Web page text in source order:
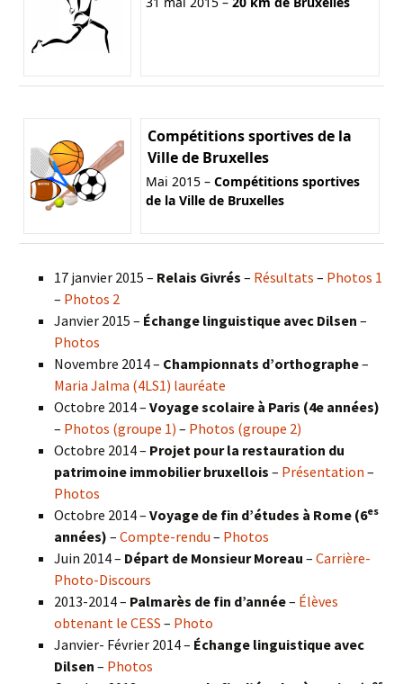
Compétitions sportives de la
Ville de Bruxelles
Mai 2015 – Compétitions sportives
de la Ville de Bruxelles
17 janvier 2015 – Relais Givrés – Résultats – Photos 1
– Photos 2
Janvier 2015 – Échange linguistique avec Dilsen –
Photos
Novembre 2014 – Championnats d’orthographe–
Maria Jalma (4LS1) lauréate
Octobre 2014 – Voyage scolaire à Paris (4e années)
– Photos (groupe 1) – Photos (groupe 2)
Octobre 2014 – Projet pour la restauration du
patrimoine immobilier bruxellois – Présentation –
Photos
Octobre 2014 – Voyage de fin d’études à Rome (6es
années) – Compte-rendu – Photos
Juin 2014 – Départ de Monsieur Moreau – Carrière-
Photo-Discours
2013-2014 – Palmarès de fin d’année– Élèves
obtenant le CESS – Photo
Janvier- Février 2014 – Échange linguistique avec
Dilsen – Photos